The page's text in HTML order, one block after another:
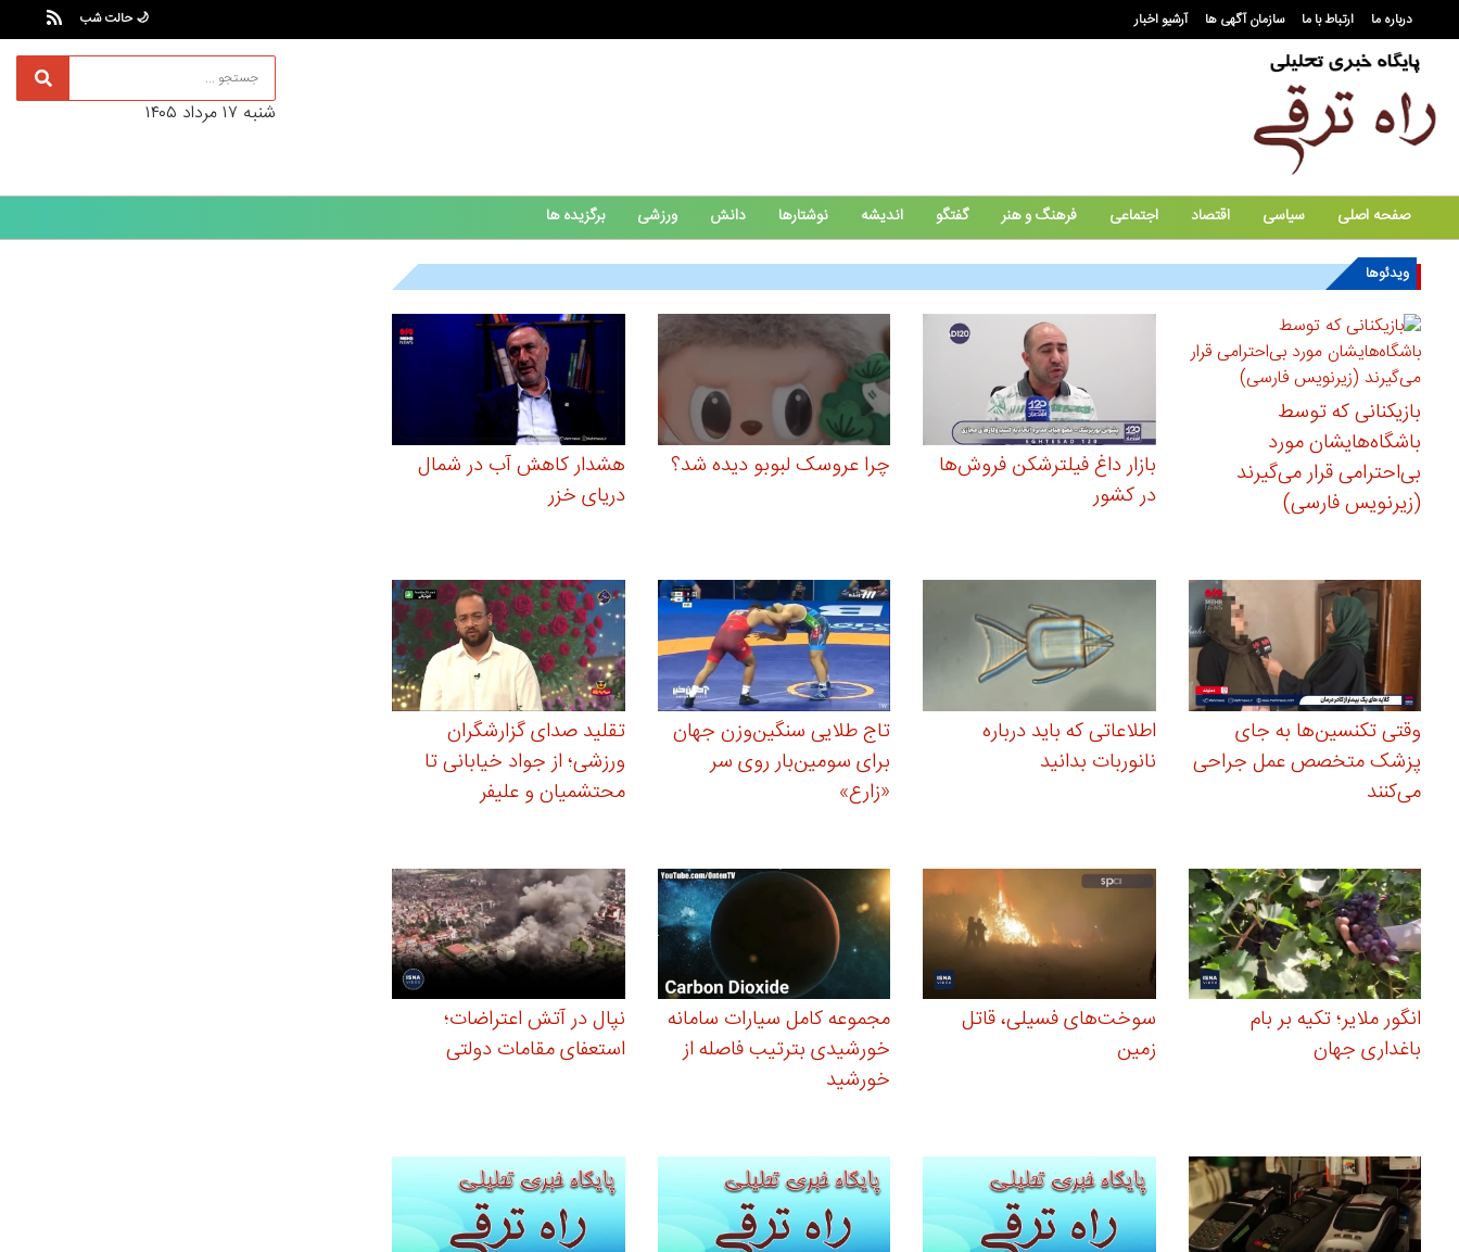
درباره ما ارتباط با ما سازمان آگهی ها آرشیو اخبار 🌙 حالت شب
شنبه ۱۷ مرداد ۱۴۰۵
صفحه اصلی سیاسی اقتصاد اجتماعی فرهنگ و هنر گفتگو اندیشه نوشتارها دانش ورزشی برگزیده ها
ویدئوها
بازیکنانی که توسط
باشگاه‌هایشان مورد
بی‌احترامی قرار می‌گیرند
(زیرنویس فارسی)
بازار داغ فیلترشکن فروش‌ها
در کشور
چرا عروسک لبوبو دیده شد؟
هشدار کاهش آب در شمال
دریای خزر
وقتی تکنسین‌ها به جای
پزشک متخصص عمل جراحی
می‌کنند
اطلاعاتی که باید درباره
نانوربات بدانید
تاج طلایی سنگین‌وزن جهان
برای سومین‌بار روی سر
«زارع»
تقلید صدای گزارشگران
ورزشی؛ از جواد خیابانی تا
محتشمیان و علیفر
انگور ملایر؛ تکیه بر بام
باغداری جهان
سوخت‌های فسیلی، قاتل
زمین
مجموعه کامل سیارات سامانه
خورشیدی بترتیب فاصله از
خورشید
نپال در آتش اعتراضات؛
استعفای مقامات دولتی